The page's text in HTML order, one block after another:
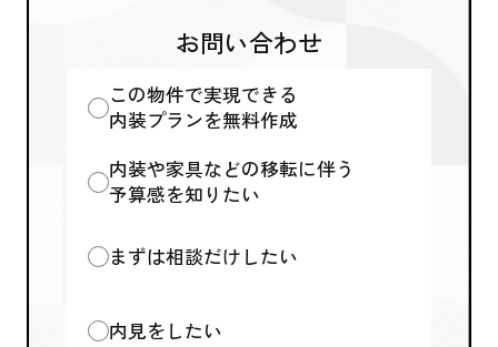
お問い合わせ
この物件で実現できる
内装プランを無料作成
内装や家具などの移転に伴う
予算感を知りたい
まずは相談だけしたい
内見をしたい